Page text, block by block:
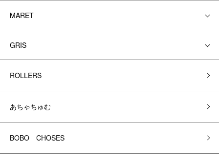
MARET
GRIS
ROLLERS
あちゃちゅむ
BOBO CHOSES